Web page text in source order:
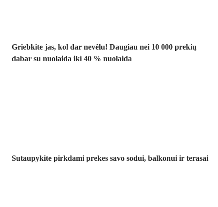
Griebkite jas, kol dar nevėlu! Daugiau nei 10 000 prekių
dabar su nuolaida iki 40 % nuolaida
Sutaupykite pirkdami prekes savo sodui, balkonui ir terasai